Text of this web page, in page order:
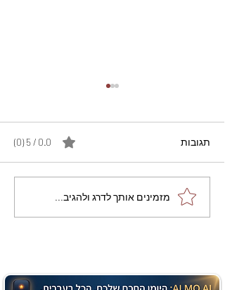
מתכון מנצח עוגת מייפל
שוקולד בחושה וקלה - זיוה
תגובות 0.0 / 5 ‏(0)
מזמינים אותך לדרג ולהגיב...